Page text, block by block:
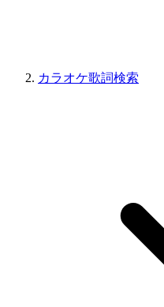
カラオケ歌詞検索